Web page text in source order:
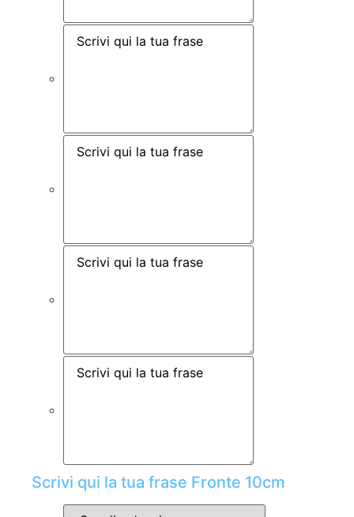
Scrivi qui la tua frase Fronte 10cm